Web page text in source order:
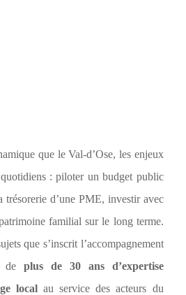
que le Val-d’Ose, les enjeux
: piloter un budget public
trésorerie d’une PME, investir avec
familial sur le long terme.
que s’inscrit l’accompagnement
de plus de 30 ans d’expertise
localau service des acteurs du